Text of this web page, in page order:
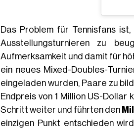
Das Problem für Tennisfans
Ausstellungsturnieren zu
Aufmerksamkeit und damit für
ein neues Mixed-Doubles-
eingeladen wurden, Paare zu
Endpreis von 1 Million US-
Schritt weiter und führten den
einzigen Punkt entschieden